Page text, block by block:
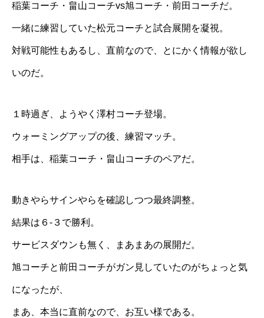
稲葉コーチ・畠山コーチvs旭コーチ・前田コーチだ。
一緒に練習していた松元コーチと試合展開を凝視。
対戦可能性もあるし、直前なので、とにかく情報が欲し
いのだ。
１時過ぎ、ようやく澤村コーチ登場。
ウォーミングアップの後、練習マッチ。
相手は、稲葉コーチ・畠山コーチのペアだ。
動きやらサインやらを確認しつつ最終調整。
結果は６-３で勝利。
サービスダウンも無く、まあまあの展開だ。
旭コーチと前田コーチがガン見していたのがちょっと気
になったが、
まあ、本当に直前なので、お互い様である。